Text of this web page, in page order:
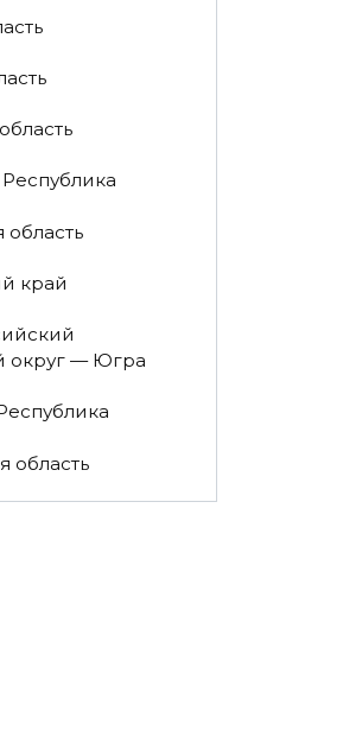
область
край
округ — Югра
область